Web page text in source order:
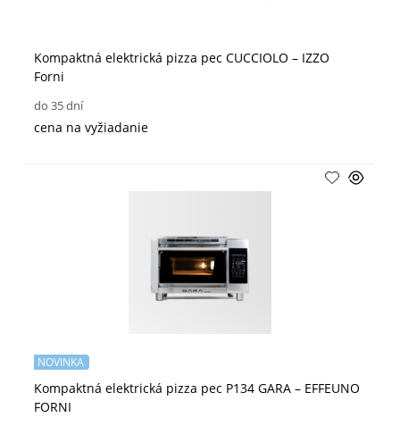
Kompaktná elektrická pizza pec CUCCIOLO – IZZO
Forni
do 35 dní
cena na vyžiadanie
Kompaktná elektrická pizza pec P134 GARA – EFFEUNO
FORNI
NOVINKA